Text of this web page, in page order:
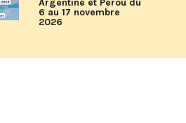
Argentine et Pérou du
6 au 17 novembre
2026